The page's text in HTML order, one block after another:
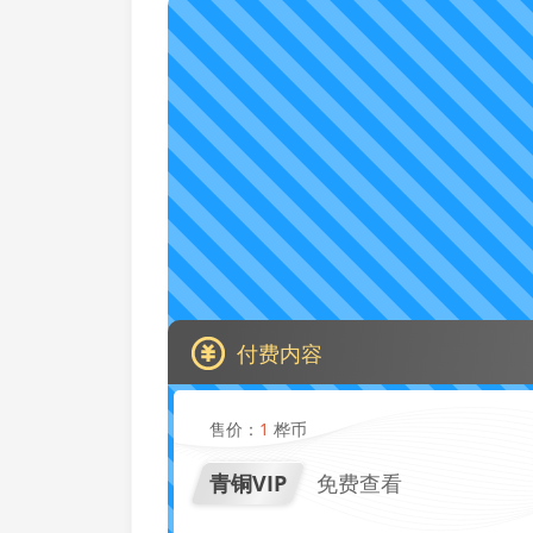
付费内容
售价： 1 桦币
青铜VIP 免费查看